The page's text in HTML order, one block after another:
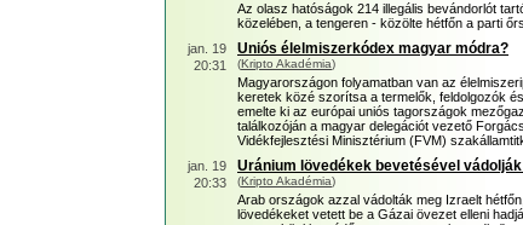
Az olasz hatóságok 214 illegális bevándorlót
közelében, a tengeren - közölte hétfőn a parti
jan. 19
20:31
Uniós élelmiszerkódex magyar módra?
(Kripto Akadémia)
Magyarországon folyamatban van az
keretek közé szorítsa a termelők, feldolgozók
emelte ki az európai uniós tagországok
találkozóján a magyar delegációt vezető
Vidékfejlesztési Minisztérium (FVM)
jan. 19
20:33
Uránium lövedékek bevetésével
(Kripto Akadémia)
Arab országok azzal vádolták meg Izraelt
lövedékeket vetett be a Gázai övezet elleni